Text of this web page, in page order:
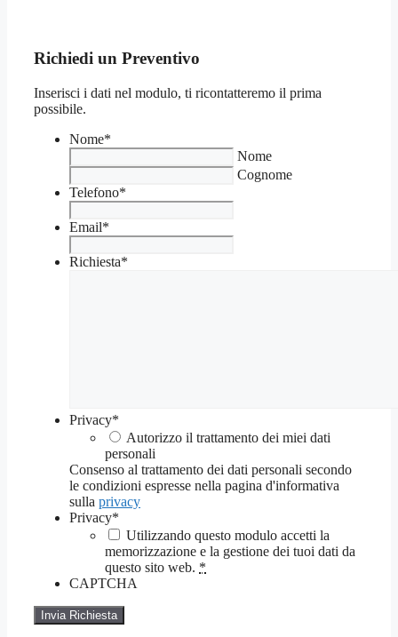
Richiedi un Preventivo
Inserisci i dati nel modulo, ti ricontatteremo il prima
possibile.
Nome*
Nome
Cognome
Telefono*
Email*
Richiesta*
Privacy*
Autorizzo il trattamento dei miei dati
personali
Consenso al trattamento dei dati personali secondo
le condizioni espresse nella pagina d'informativa
sulla privacy
Privacy*
Utilizzando questo modulo accetti la
memorizzazione e la gestione dei tuoi dati da
questo sito web. *
CAPTCHA